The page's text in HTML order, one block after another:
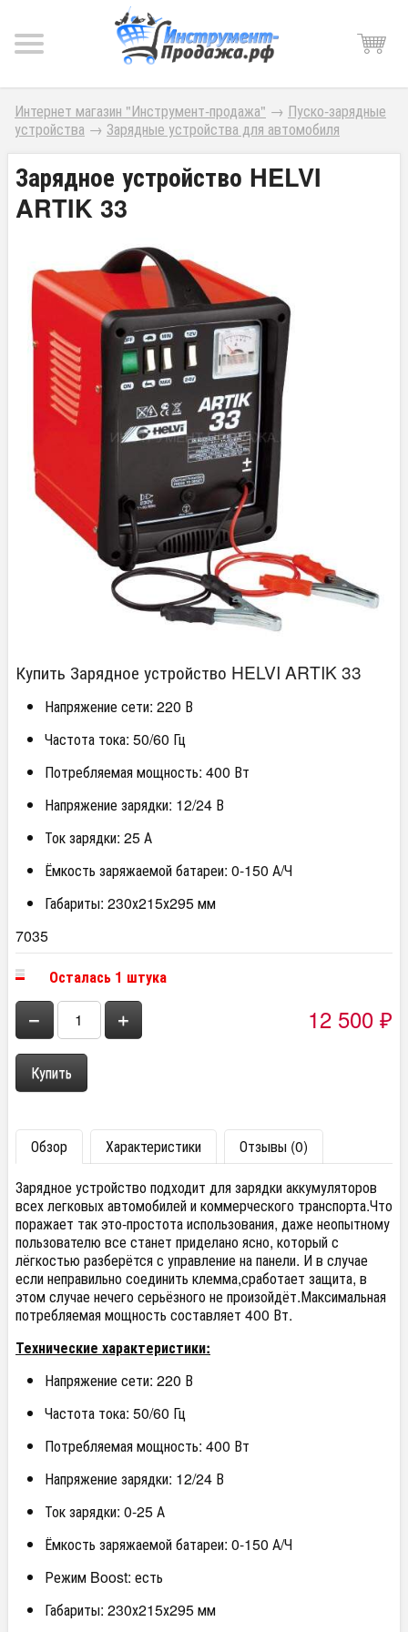
Интернет магазин "Инструмент-продажа" → Пуско-зарядные
устройства → Зарядные устройства для автомобиля
Зарядное устройство HELVI
ARTIK 33
Купить Зарядное устройство HELVI ARTIK 33
Напряжение сети: 220 В
Частота тока: 50/60 Гц
Потребляемая мощность: 400 Вт
Напряжение зарядки: 12/24 В
Ток зарядки: 25 А
Ёмкость заряжаемой батареи: 0-150 А/Ч
Габариты: 230х215х295 мм
7035
Осталась 1 штука
− + 12 500 ₽
Обзор Характеристики
Отзывы (0)
Зарядное устройство подходит для зарядки аккумуляторов
всех легковых автомобилей и коммерческого транспорта.Что
поражает так это-простота использования, даже неопытному
пользователю все станет приделано ясно, который с
лёгкостью разберётся с управление на панели. И в случае
если неправильно соединить клемма,сработает защита, в
этом случае нечего серьёзного не произойдёт.Максимальная
потребляемая мощность составляет 400 Вт.
Технические характеристики:
Напряжение сети: 220 В
Частота тока: 50/60 Гц
Потребляемая мощность: 400 Вт
Напряжение зарядки: 12/24 В
Ток зарядки: 0-25 А
Ёмкость заряжаемой батареи: 0-150 А/Ч
Режим Boost: есть
Габариты: 230х215х295 мм